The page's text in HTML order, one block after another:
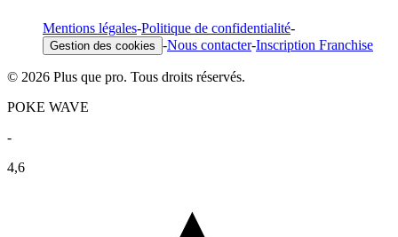
Mentions légales-Politique de confidentialité-
Gestion des cookies -Nous contacter-Inscription Franchise
© 2026 Plus que pro. Tous droits réservés.
POKE WAVE
-
4,6